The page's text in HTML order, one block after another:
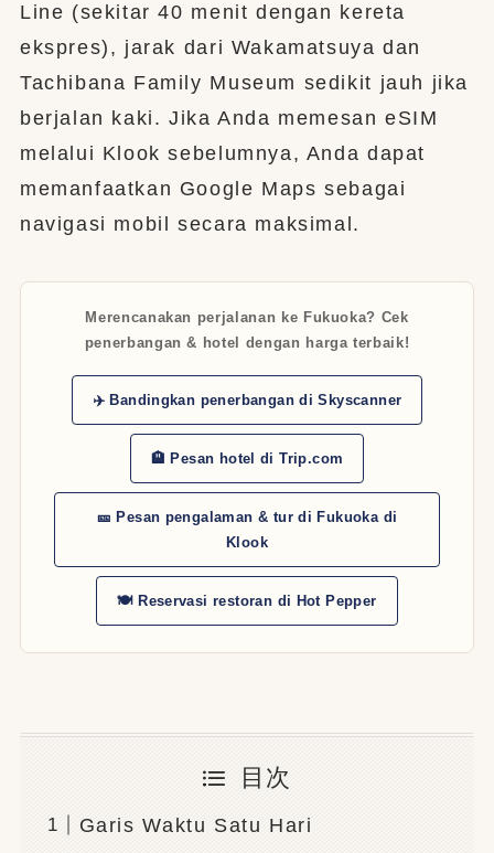
Line (sekitar 40 menit dengan kereta
ekspres), jarak dari Wakamatsuya dan
Tachibana Family Museum sedikit jauh jika
berjalan kaki. Jika Anda memesan eSIM
melalui Klook sebelumnya, Anda dapat
memanfaatkan Google Maps sebagai
navigasi mobil secara maksimal.
Merencanakan perjalanan ke Fukuoka? Cek
penerbangan & hotel dengan harga terbaik!
✈️ Bandingkan penerbangan di Skyscanner
🏨 Pesan hotel di Trip.com
🎫 Pesan pengalaman & tur di Fukuoka di
Klook
🍽️ Reservasi restoran di Hot Pepper
目次
Garis Waktu Satu Hari